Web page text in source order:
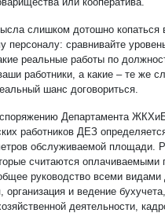
слишком дотошно копаться
персоналу: сравнивайте
реальные работы по
работники, а какие – те же
шанс договориться.
Департамента
работников ДЕЗ
обслуживаемой площади.
считаются оплачиваемыми
руководство всеми видами
организация и ведение
деятельности,